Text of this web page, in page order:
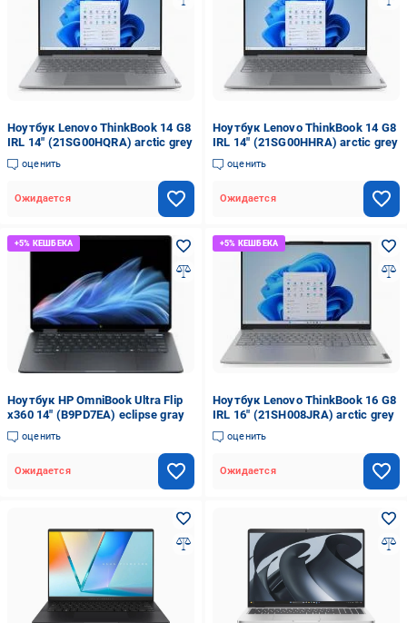
Ноутбук Lenovo ThinkBook 14 G8
IRL 14" (21SG00HQRA) arctic grey
оценить
Ожидается
Ноутбук Lenovo ThinkBook 14 G8
IRL 14" (21SG00HHRA) arctic grey
оценить
Ожидается
Ноутбук HP OmniBook Ultra Flip
x360 14" (B9PD7EA) eclipse gray
оценить
Ожидается
Ноутбук Lenovo ThinkBook 16 G8
IRL 16" (21SH008JRA) arctic grey
оценить
Ожидается